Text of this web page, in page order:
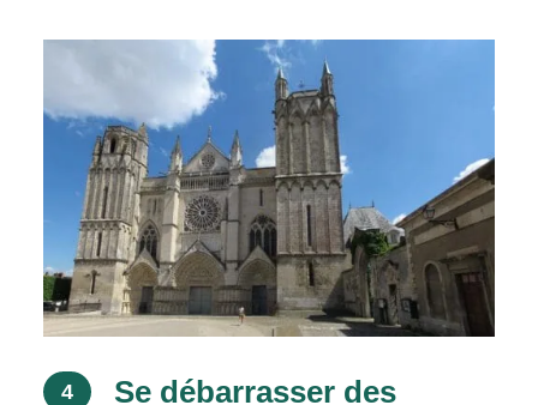
4
Se débarrasser des